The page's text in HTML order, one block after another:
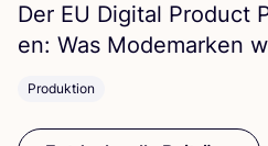
Der EU Digi­tal Pro­duct
en: Was Mode­mar­ken
Produktion